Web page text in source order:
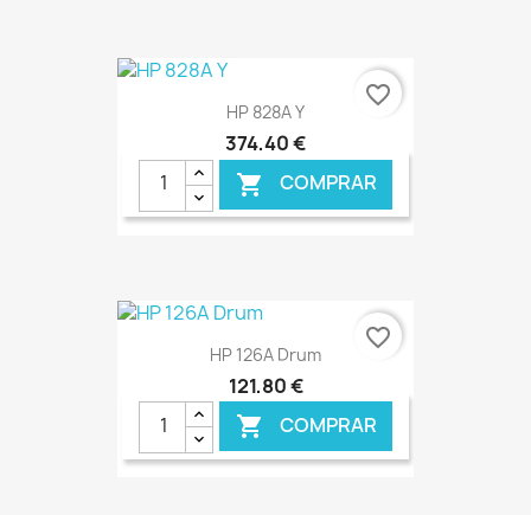
HP 828A Y
374,40 €
 COMPRAR
€ ONLINE
favorite_border
HP 126A Drum
121,80 €
 COMPRAR
favorite_border